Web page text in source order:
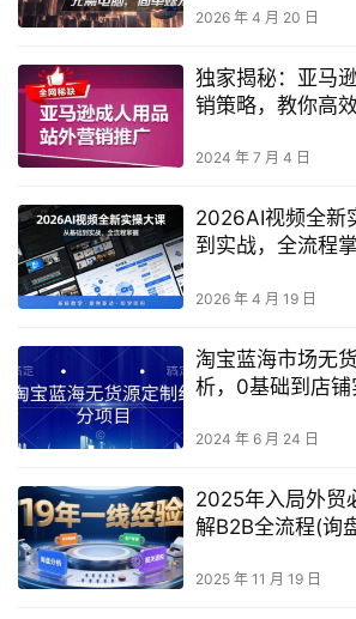
式验证，日入
2026 年 4 月 20 日
独家揭秘：亚马
销策略，教你高
2024 年 7 月 4 日
2026AI视频全新
到实战，全流程
2026 年 4 月 19 日
淘宝蓝海市场无
析，0基础到店铺
2024 年 6 月 24 日
2025年入局外贸
解B2B全流程(询
2025 年 11 月 19 日